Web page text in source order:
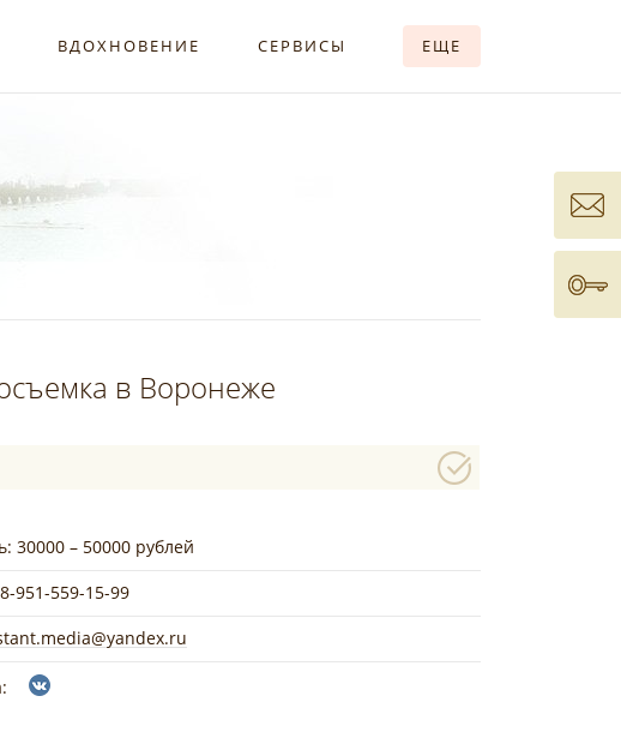
ВДОХНОВЕНИЕ СЕРВИСЫ ЕЩЕ
в Воронеже
30000 – 50000 рублей
8-951-559-15-99